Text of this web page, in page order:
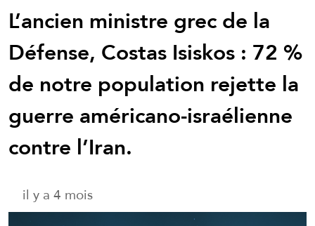
L’ancien ministre grec de la
Défense, Costas Isiskos : 72 %
de notre population rejette la
guerre américano-israélienne
contre l’Iran.
il y a 4 mois